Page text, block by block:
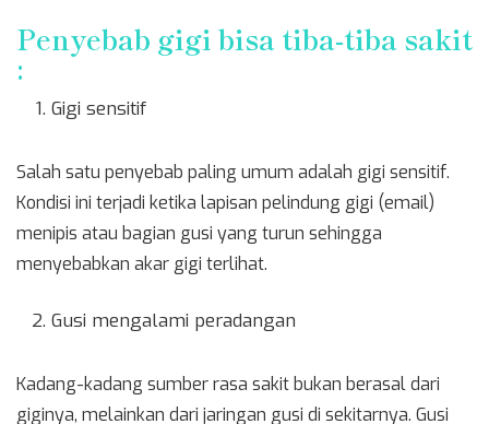
Penyebab gigi bisa tiba-tiba sakit
:
Gigi sensitif
Salah satu penyebab paling umum adalah gigi sensitif.
Kondisi ini terjadi ketika lapisan pelindung gigi (email)
menipis atau bagian gusi yang turun sehingga
menyebabkan akar gigi terlihat.
Gusi mengalami peradangan
Kadang-kadang sumber rasa sakit bukan berasal dari
giginya, melainkan dari jaringan gusi di sekitarnya. Gusi